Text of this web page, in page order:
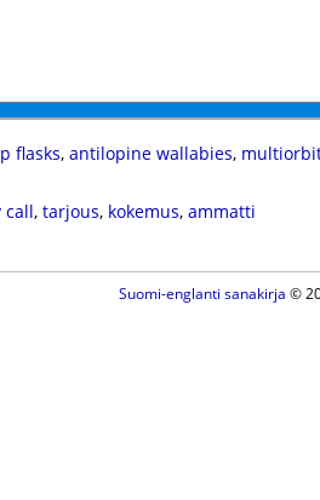
flasks, antilopine wallabies,
call, tarjous, kokemus, ammatti
Suomi-englanti sanakirja ©